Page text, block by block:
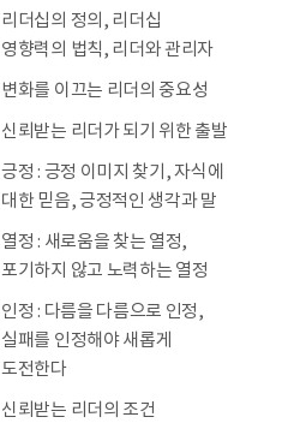
리더십의 정의, 리더십
영향력의 법칙, 리더와 관리자
변화를 이끄는 리더의 중요성
신뢰받는 리더가 되기 위한 출발
긍정 : 긍정 이미지 찾기, 자식에
대한 믿음, 긍정적인 생각과 말
열정 : 새로움을 찾는 열정,
포기하지 않고 노력하는 열정
인정 : 다름을 다름으로 인정,
실패를 인정해야 새롭게
도전한다
신뢰받는 리더의 조건